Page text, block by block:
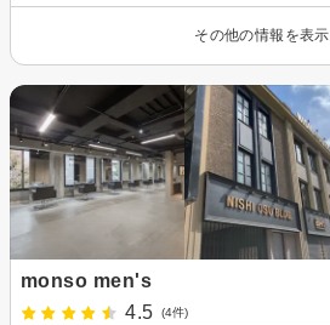
その他の情報を表示
monso men's
4.5
(4件)